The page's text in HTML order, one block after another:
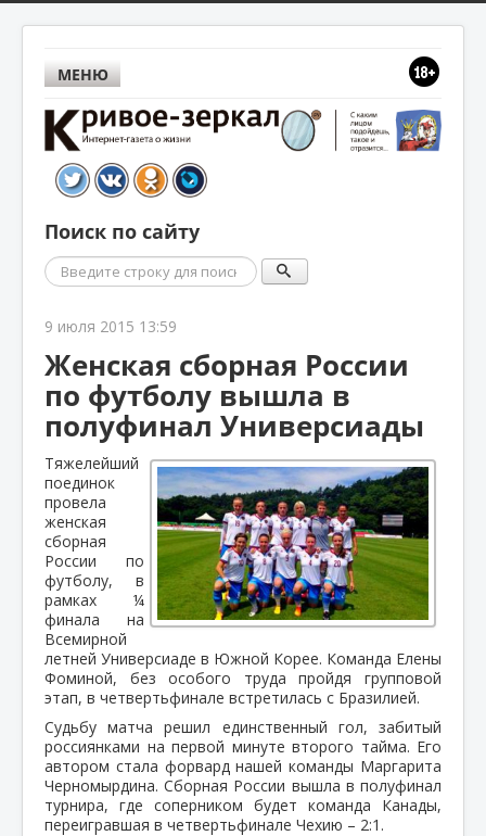
МЕНЮ
Поиск по сайту
Поиск
9 июля 2015 13:59
Женская сборная России
по футболу вышла в
полуфинал Универсиады
Тяжелейший
поединок
провела
женская
сборная
России по
футболу, в
рамках ¼
финала на
Всемирной
летней Универсиаде в Южной Корее. Команда Елены
Фоминой, без особого труда пройдя групповой
этап, в четвертьфинале встретилась с Бразилией.
Судьбу матча решил единственный гол, забитый
россиянками на первой минуте второго тайма. Его
автором стала форвард нашей команды Маргарита
Черномырдина. Сборная России вышла в полуфинал
турнира, где соперником будет команда Канады,
переигравшая в четвертьфинале Чехию – 2:1.